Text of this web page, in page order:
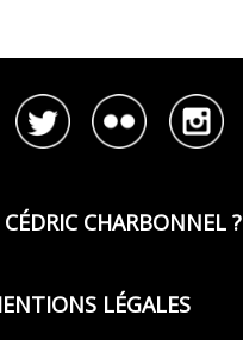
CHARBONNEL ?
LÉGALES